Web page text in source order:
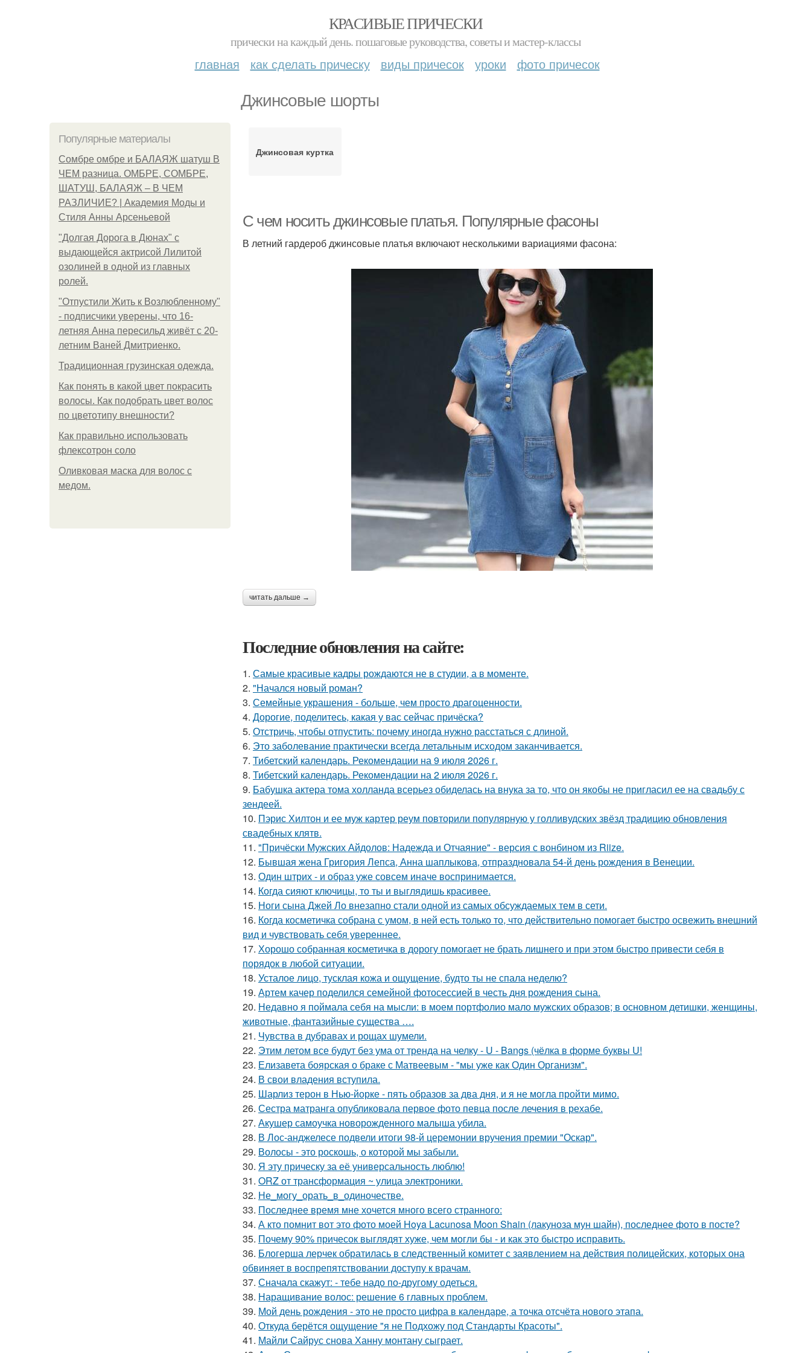
КРАСИВЫЕ ПРИЧЕСКИ
прически на каждый день. пошаговые руководства, советы и мастер-классы
главная как сделать прическу виды причесок уроки фото причесок
Джинсовые шорты
Популярные материалы
Сомбре омбре и БАЛАЯЖ шатуш В
ЧЕМ разница. ОМБРЕ, СОМБРЕ,
ШАТУШ, БАЛАЯЖ – В ЧЕМ
РАЗЛИЧИЕ? | Академия Моды и
Стиля Анны Арсеньевой
"Долгая Дорога в Дюнах" с
выдающейся актрисой Лилитой
озолиней в одной из главных
ролей.
"Отпустили Жить к Возлюбленному"
- подписчики уверены, что 16-
летняя Анна пересильд живёт с 20-
летним Ваней Дмитриенко.
Традиционная грузинская одежда.
Как понять в какой цвет покрасить
волосы. Как подобрать цвет волос
по цветотипу внешности?
Как правильно использовать
флексотрон соло
Оливковая маска для волос с
медом.
Джинсовая куртка
С чем носить джинсовые платья. Популярные фасоны
В летний гардероб джинсовые платья включают несколькими вариациями фасона:
читать дальше →
Последние обновления на сайте:
1. Самые красивые кадры рождаются не в студии, а в моменте.
2. "Начался новый роман?
3. Семейные украшения - больше, чем просто драгоценности.
4. Дорогие, поделитесь, какая у вас сейчас причёска?
5. Отстричь, чтобы отпустить: почему иногда нужно расстаться с длиной.
6. Это заболевание практически всегда летальным исходом заканчивается.
7. Тибетский календарь. Рекомендации на 9 июля 2026 г.
8. Тибетский календарь. Рекомендации на 2 июля 2026 г.
9. Бабушка актера тома холланда всерьез обиделась на внука за то, что он якобы не пригласил ее на свадьбу с
зендеей.
10. Пэрис Хилтон и ее муж картер реум повторили популярную у голливудских звёзд традицию обновления
свадебных клятв.
11. "Причёски Мужских Айдолов: Надежда и Отчаяние" - версия с вонбином из Riize.
12. Бывшая жена Григория Лепса, Анна шаплыкова, отпраздновала 54-й день рождения в Венеции.
13. Один штрих - и образ уже совсем иначе воспринимается.
14. Когда сияют ключицы, то ты и выглядишь красивее.
15. Ноги сына Джей Ло внезапно стали одной из самых обсуждаемых тем в сети.
16. Когда косметичка собрана с умом, в ней есть только то, что действительно помогает быстро освежить внешний
вид и чувствовать себя увереннее.
17. Хорошо собранная косметичка в дорогу помогает не брать лишнего и при этом быстро привести себя в
порядок в любой ситуации.
18. Усталое лицо, тусклая кожа и ощущение, будто ты не спала неделю?
19. Артем качер поделился семейной фотосессией в честь дня рождения сына.
20. Недавно я поймала себя на мысли: в моем портфолио мало мужских образов; в основном детишки, женщины,
животные, фантазийные существа ….
21. Чувства в дубравах и рощах шумели.
22. Этим летом все будут без ума от тренда на челку - U - Bangs (чёлка в форме буквы U!
23. Елизавета боярская о браке с Матвеевым - "мы уже как Один Организм".
24. В свои владения вступила.
25. Шарлиз терон в Нью-йорке - пять образов за два дня, и я не могла пройти мимо.
26. Сестра матранга опубликовала первое фото певца после лечения в рехабе.
27. Акушер самоучка новорожденного малыша убила.
28. В Лос-анджелесе подвели итоги 98-й церемонии вручения премии "Оскар".
29. Волосы - это роскошь, о которой мы забыли.
30. Я эту прическу за её универсальность люблю!
31. ORZ от трансформация ~ улица электроники.
32. Не_могу_орать_в_одиночестве.
33. Последнее время мне хочется много всего странного:
34. А кто помнит вот это фото моей Hoya Lacunosa Moon Shain (лакуноза мун шайн), последнее фото в посте?
35. Почему 90% причесок выглядят хуже, чем могли бы - и как это быстро исправить.
36. Блогерша лерчек обратилась в следственный комитет с заявлением на действия полицейских, которых она
обвиняет в воспрепятствовании доступу к врачам.
37. Сначала скажут: - тебе надо по-другому одеться.
38. Наращивание волос: решение 6 главных проблем.
39. Мой день рождения - это не просто цифра в календаре, а точка отсчёта нового этапа.
40. Откуда берётся ощущение "я не Подхожу под Стандарты Красоты".
41. Майли Сайрус снова Ханну монтану сыграет.